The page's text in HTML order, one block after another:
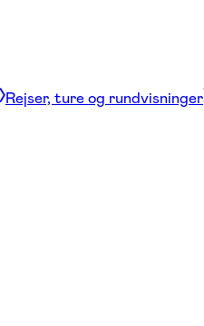
Rejser, ture og rundvisninger